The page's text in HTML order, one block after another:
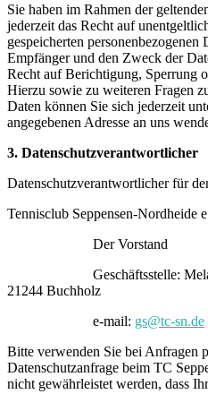
Sie haben im Rahmen der
jederzeit das Recht auf
gespeicherten
Empfänger und den Zweck der
Recht auf Berichtigung, Sperrung
Hierzu sowie zu weiteren Fragen
Daten können Sie sich jederzeit
angegebenen Adresse an uns
3. Datenschutzverantwortlicher
Datenschutzverantwortlicher für
Tennisclub Seppensen-Nordheide
Der Vorstand
Geschäftsstelle: Melanie
21244 Buchholz
e-mail: gs@tc-sn.de
Bitte verwenden Sie bei Anfragen
Datenschutzanfrage beim TC
nicht gewährleistet werden, dass